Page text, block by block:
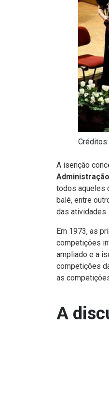
A isenção
todos aqueles
balé, entre
das atividades.
Em 1973, as
competições
ampliado e a
competições
as
A